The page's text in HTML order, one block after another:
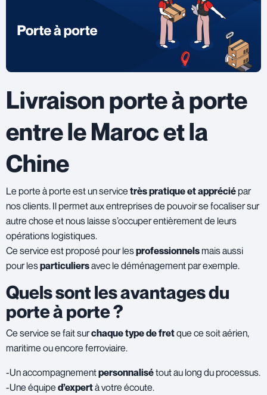
Livraison porte à porte
entre le Maroc et la
Chine
Le porte à porte est un service très pratique et appréciépar
nos clients. Il permet aux entreprises de pouvoir se focaliser sur
autre chose et nous laisse s’occuper entièrement de leurs
opérations logistiques.
Ce service est proposé pour lesprofessionnelsmais aussi
pour lesparticuliersavec le déménagement par exemple.
Quels sont les avantages du
porte à porte ?
Ce service se fait surchaque type de fretque ce soit aérien,
maritime ou encore ferroviaire.
-Un accompagnementpersonnalisétout au long du processus.
-Une équipe d’expertà votre écoute.